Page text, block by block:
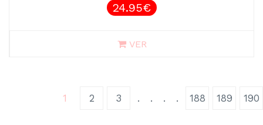
24.95€
VER
1 (current)
2 3 . . . . 188 189 190